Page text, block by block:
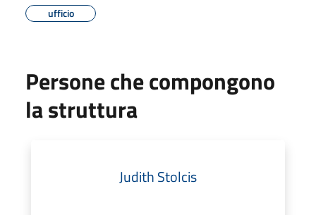
ufficio
Persone che compongono
la struttura
Judith Stolcis